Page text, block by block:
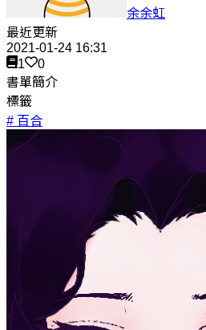
余余虹
最近更新
2021-01-24 16:31
1
0
書單簡介
標籤
# 百合